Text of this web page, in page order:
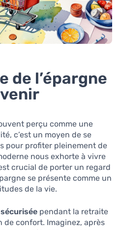
de l’épargne
perçu comme une
c’est un moyen de se
pour profiter pleinement de
nous exhorte à vivre
crucial de porter un regard
se présente comme un
de la vie.
pendant la retraite
de confort. Imaginez, après